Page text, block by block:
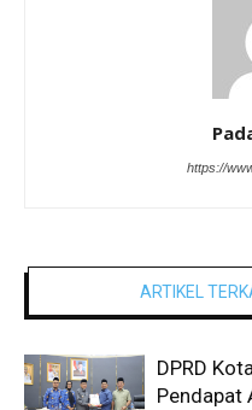
https://
ARTIKEL
DPRD
Pendapat